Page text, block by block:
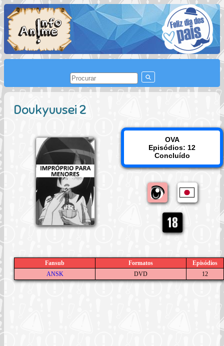
Doukyuusei 2
OVA
Episódios: 12
Concluído
Fansub Formatos
Episódios
ANSK
DVD 12